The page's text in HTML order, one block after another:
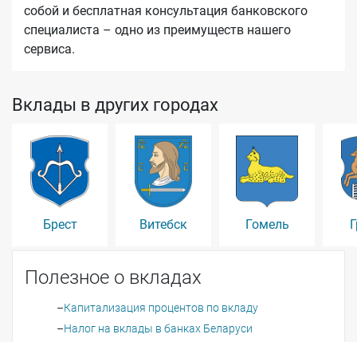
собой и бесплатная консультация банковского
специалиста – одно из преимуществ нашего
сервиса.
Вклады в других городах
Брест Витебск Гомель
Полезное о вкладах
Капитализация процентов по вкладу
Налог на вклады в банках Беларуси